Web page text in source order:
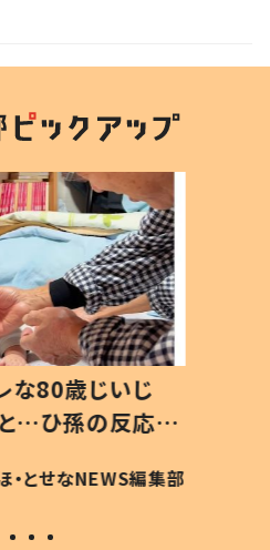
生後8ヶ月で亡くなった
3年半後、当時の妻の日記
ほ・とせな